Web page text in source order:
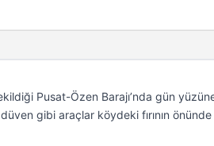
Pusat-Özen Barajı’nda gün
gibi araçlar köydeki fırının önünde